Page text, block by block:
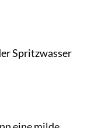
Spritzwasser